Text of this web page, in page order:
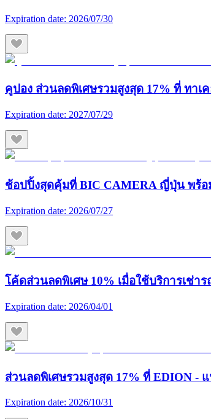
Expiration date: 2026/07/30
คูปอง ส่วนลดพิเศษรวมสูงสุด 17% ที่ ทาเ
Expiration date: 2027/07/29
ช้อปปิ้งสุดคุ้มที่ BIC CAMERA ญี่ปุ่น พร้อ
Expiration date: 2026/07/27
โค้ดส่วนลดพิเศษ 10% เมื่อใช้บริการเช่า
Expiration date: 2026/04/01
ส่วนลดพิเศษรวมสูงสุด 17% ที่ EDION -
Expiration date: 2026/10/31